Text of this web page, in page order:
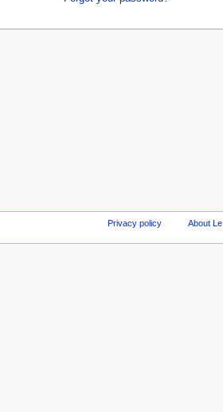
Privacy policy About